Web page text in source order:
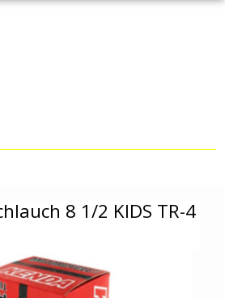
8 1/2 KIDS TR-4